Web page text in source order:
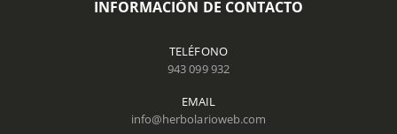
INFORMACIÓN DE CONTACTO
TELÉFONO
943 099 932
EMAIL
info@herbolarioweb.com